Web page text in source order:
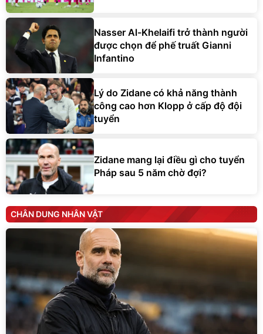
Nasser Al-Khelaifi trở thành người
được chọn để phế truất Gianni
Infantino
Lý do Zidane có khả năng thành
công cao hơn Klopp ở cấp độ đội
tuyển
Zidane mang lại điều gì cho tuyển
Pháp sau 5 năm chờ đợi?
CHÂN DUNG NHÂN VẬT